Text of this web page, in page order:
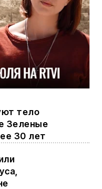
тело
Зеленые
30 лет